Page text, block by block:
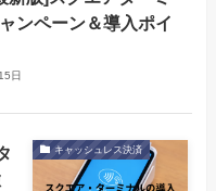
ンペーン＆導入ポイ
日
キャッシュレス決済